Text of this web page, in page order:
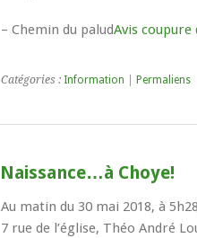
– Chemin du paludAvis coupure
Catégories : Information Permaliens
Naissance…à Choye!
Au matin du 30 mai 2018, à
7 rue de l’église, Théo André